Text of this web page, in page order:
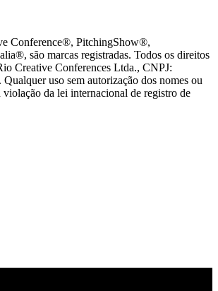
Conference®, PitchingShow®,
são marcas registradas. Todos os direitos
Creative Conferences Ltda., CNPJ:
uso sem autorização dos nomes ou
violação da lei internacional de registro de